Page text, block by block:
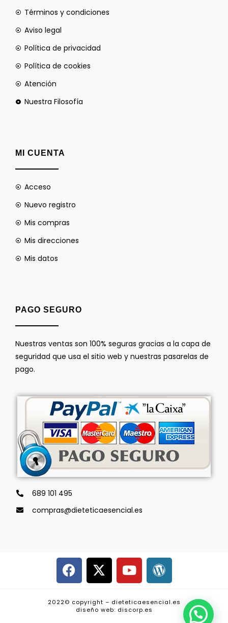
Términos y condiciones
Aviso legal
Política de privacidad
Política de cookies
Atención
Nuestra Filosofía
MI CUENTA
Acceso
Nuevo registro
Mis compras
Mis direcciones
Mis datos
PAGO SEGURO
Nuestras ventas son 100% seguras gracias a la capa de
seguridad que usa el sitio web y nuestras pasarelas de
pago.
689 101 495
compras@dieteticaesencial.es
2022© copyright – dieteticaesencial.es
diseño web: discorp.es